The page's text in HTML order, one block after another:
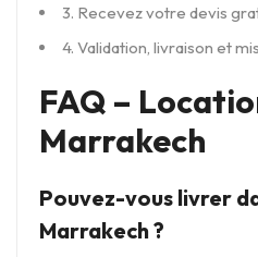
3. Recevez votre devis
4. Validation, livraison et
FAQ –
Marrakech
Pouvez-vous livrer
Marrakech ?